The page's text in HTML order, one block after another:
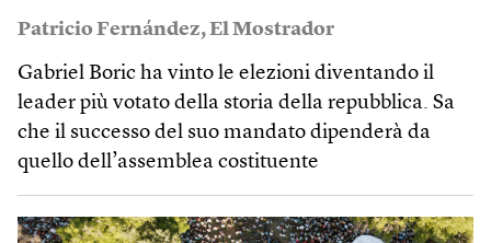
Patricio Fernández,El Mostrador
Gabriel Boric ha vinto le elezioni diventando il
leader più votato della storia della repubblica. Sa
che il successo del suo mandato dipenderà da
quello dell’assemblea costituente